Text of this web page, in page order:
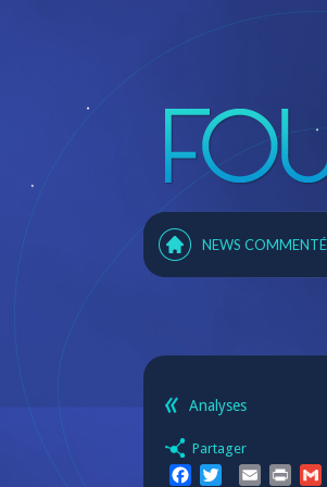
NEWS
Analyses
Partager
FacebookTwitterEmailPrint